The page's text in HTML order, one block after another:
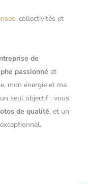
, collectivités et
de
passionné et
mon énergie et ma
seul objectif : vous
de qualité, et un